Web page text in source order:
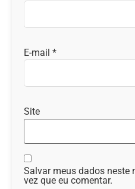
E-mail *
Site
Salvar meus dados neste
vez que eu comentar.